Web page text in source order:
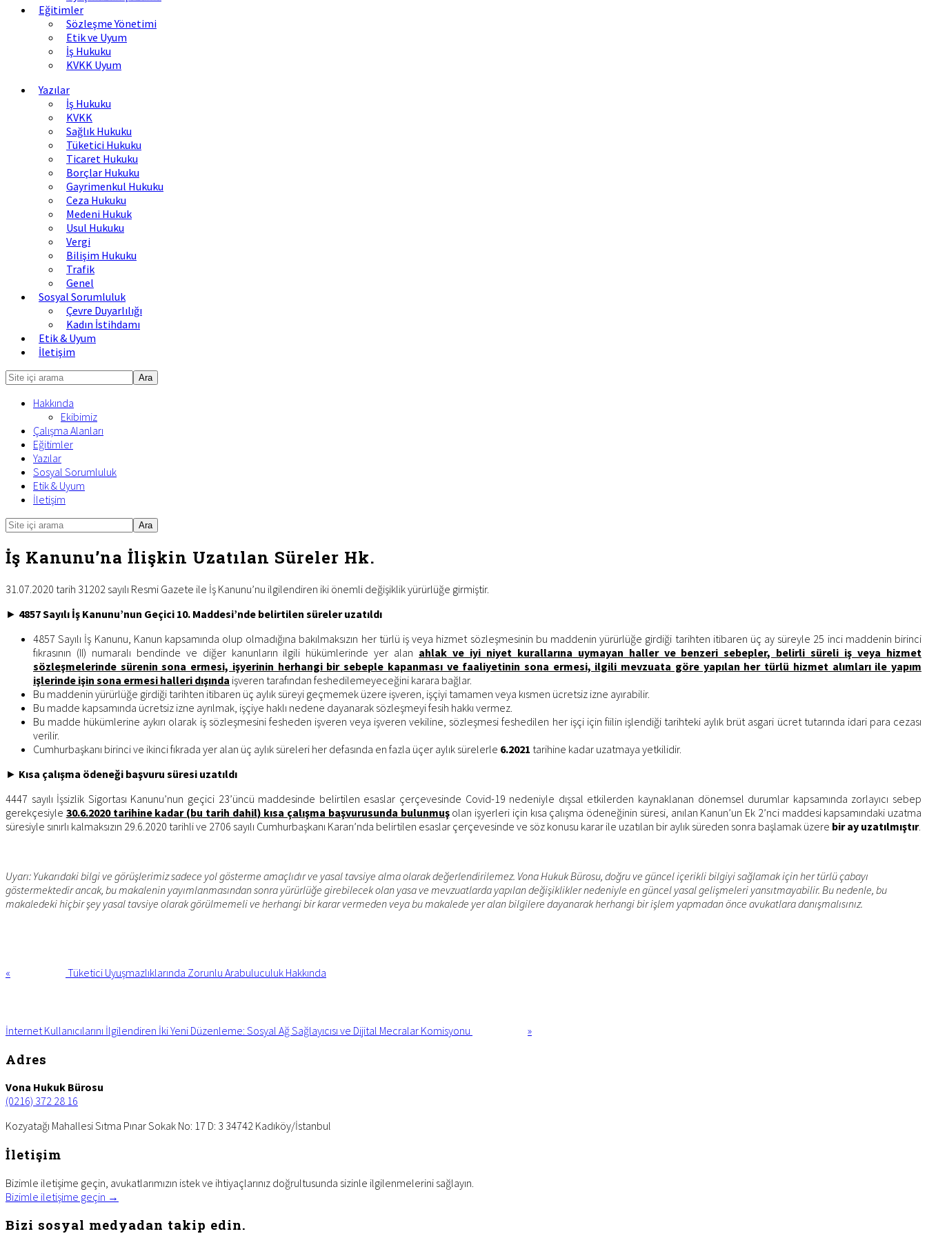
Eğitimler
Sözleşme Yönetimi
Etik ve Uyum
İş Hukuku
KVKK Uyum
Yazılar
İş Hukuku
KVKK
Sağlık Hukuku
Tüketici Hukuku
Ticaret Hukuku
Borçlar Hukuku
Gayrimenkul Hukuku
Ceza Hukuku
Medeni Hukuk
Usul Hukuku
Vergi
Bilişim Hukuku
Trafik
Genel
Sosyal Sorumluluk
Çevre Duyarlılığı
Kadın İstihdamı
Etik & Uyum
İletişim
Site
arama Hakkında
Ekibimiz
Çalışma Alanları
Eğitimler
Yazılar
Sosyal Sorumluluk
Etik & Uyum
İletişim
Mobile
Menu
Site
arama
İş Kanunu’na İlişkin Uzatılan Süreler Hk.
31.07.2020 tarih 31202 sayılı Resmi Gazete ile İş Kanunu’nu ilgilendiren iki önemli değişiklik yürürlüğe girmiştir.
► 4857 Sayılı İş Kanunu’nun Geçici 10. Maddesi’nde belirtilen süreler uzatıldı
4857 Sayılı İş Kanunu, Kanun kapsamında olup olmadığına bakılmaksızın her türlü iş veya hizmet sözleşmesinin bu maddenin yürürlüğe girdiği tarihten itibaren üç ay süreyle 25 inci maddenin birinci
fıkrasının (II) numaralı bendinde ve diğer kanunların ilgili hükümlerinde yer alan ahlak ve iyi niyet kurallarına uymayan haller ve benzeri sebepler, belirli süreli iş veya hizmet
sözleşmelerinde sürenin sona ermesi, işyerinin herhangi bir sebeple kapanması ve faaliyetinin sona ermesi, ilgili mevzuata göre yapılan her türlü hizmet alımları ile yapım
işlerinde işin sona ermesi halleri dışında işveren tarafından feshedilemeyeceğini karara bağlar.
Bu maddenin yürürlüğe girdiği tarihten itibaren üç aylık süreyi geçmemek üzere işveren, işçiyi tamamen veya kısmen ücretsiz izne ayırabilir.
Bu madde kapsamında ücretsiz izne ayrılmak, işçiye haklı nedene dayanarak sözleşmeyi fesih hakkı vermez.
Bu madde hükümlerine aykırı olarak iş sözleşmesini fesheden işveren veya işveren vekiline, sözleşmesi feshedilen her işçi için fiilin işlendiği tarihteki aylık brüt asgari ücret tutarında idari para cezası
verilir.
Cumhurbaşkanı birinci ve ikinci fıkrada yer alan üç aylık süreleri her defasında en fazla üçer aylık sürelerle 6.2021 tarihine kadar uzatmaya yetkilidir.
► Kısa çalışma ödeneği başvuru süresi uzatıldı
4447 sayılı İşsizlik Sigortası Kanunu’nun geçici 23’üncü maddesinde belirtilen esaslar çerçevesinde Covid-19 nedeniyle dışsal etkilerden kaynaklanan dönemsel durumlar kapsamında zorlayıcı sebep
gerekçesiyle 30.6.2020 tarihine kadar (bu tarih dahil) kısa çalışma başvurusunda bulunmuşolan işyerleri için kısa çalışma ödeneğinin süresi, anılan Kanun’un Ek 2’nci maddesi kapsamındaki uzatma
süresiyle sınırlı kalmaksızın 29.6.2020 tarihli ve 2706 sayılı Cumhurbaşkanı Kararı’nda belirtilen esaslar çerçevesinde ve söz konusu karar ile uzatılan bir aylık süreden sonra başlamak üzere bir ay uzatılmıştır.
Uyarı: Yukarıdaki bilgi ve görüşlerimiz sadece yol gösterme amaçlıdır ve yasal tavsiye alma olarak değerlendirilemez. Vona Hukuk Bürosu, doğru ve güncel içerikli bilgiyi sağlamak için her türlü çabayı
göstermektedir ancak, bu makalenin yayımlanmasından sonra yürürlüğe girebilecek olan yasa ve mevzuatlarda yapılan değişiklikler nedeniyle en güncel yasal gelişmeleri yansıtmayabilir. Bu nedenle, bu
makaledeki hiçbir şey yasal tavsiye olarak görülmemeli ve herhangi bir karar vermeden veya bu makalede yer alan bilgilere dayanarak herhangi bir işlem yapmadan önce avukatlara danışmalısınız.
«
Tüketici Uyuşmazlıklarında Zorunlu Arabuluculuk Hakkında
İnternet Kullanıcılarını İlgilendiren İki Yeni Düzenleme: Sosyal Ağ Sağlayıcısı ve Dijital Mecralar Komisyonu »
Footer
Adres
Vona Hukuk Bürosu
(0216) 372 28 16
Kozyatağı Mahallesi Sıtma Pınar Sokak No: 17 D: 3 34742 Kadıköy/İstanbul
İletişim
Bizimle iletişime geçin, avukatlarımızın istek ve ihtiyaçlarınız doğrultusunda sizinle ilgilenmelerini sağlayın.
Bizimle iletişime geçin →
Bizi sosyal medyadan takip edin.